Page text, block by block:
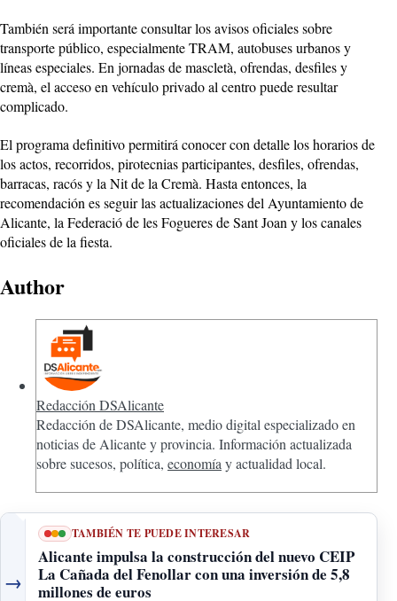
También será importante consultar los avisos oficiales sobre
transporte público, especialmente TRAM, autobuses urbanos y
líneas especiales. En jornadas de mascletà, ofrendas, desfiles y
cremà, el acceso en vehículo privado al centro puede resultar
complicado.
El programa definitivo permitirá conocer con detalle los horarios de
los actos, recorridos, pirotecnias participantes, desfiles, ofrendas,
barracas, racós y la Nit de la Cremà. Hasta entonces, la
recomendación es seguir las actualizaciones del Ayuntamiento de
Alicante, la Federació de les Fogueres de Sant Joan y los canales
oficiales de la fiesta.
Author
Redacción DSAlicante
Redacción de DSAlicante, medio digital especializado en
noticias de Alicante y provincia. Información actualizada
sobre sucesos, política, economía y actualidad local.
→
TAMBIÉN TE PUEDE INTERESAR
Alicante impulsa la construcción del nuevo CEIP
La Cañada del Fenollar con una inversión de 5,8
millones de euros